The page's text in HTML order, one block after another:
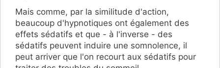
Mais comme, par la similitude d'action,
beaucoup d'hypnotiques ont également des
effets sédatifs et que - à l'inverse - des
sédatifs peuvent induire une somnolence, il
peut arriver que l'on recourt aux sédatifs pour